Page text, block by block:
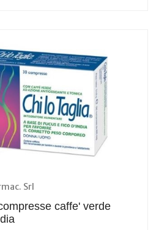
Srl
caffe' verde